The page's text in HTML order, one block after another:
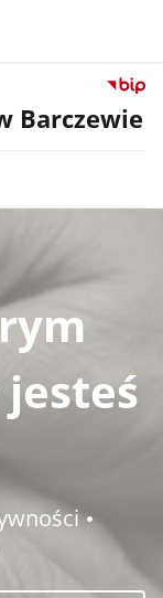
Przejdź
do
Barczewie
𑇐